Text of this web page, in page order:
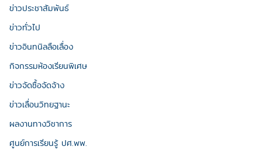
ข่าวประชาสัมพันธ์
ข่าวทั่วไป
ข่าวอินทนิลลือเลื่อง
กิจกรรมห้องเรียนพิเศษ
ข่าวจัดซื้อจัดจ้าง
ข่าวเลื่อนวิทยฐานะ
ผลงานทางวิชาการ
ศูนย์การเรียนรู้ ปศ.พพ.